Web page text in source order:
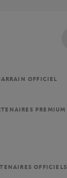
OFFICIEL
PREMIUM
OFFICIELS